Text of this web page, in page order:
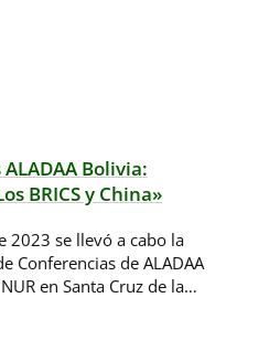
Bolivia:
BRICS y China»
2023 se llevó a cabo la
Conferencias de ALADAA
en Santa Cruz de la…